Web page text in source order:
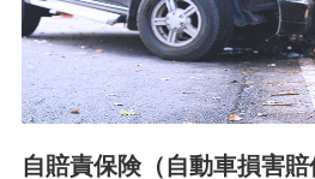
ネット日本橋ビル 3F
株式会社ドコモ・インシュアランス
個人情報の第三者提供につ
除き、第三者に提供いたしません。
自賠責保険（自動車損害